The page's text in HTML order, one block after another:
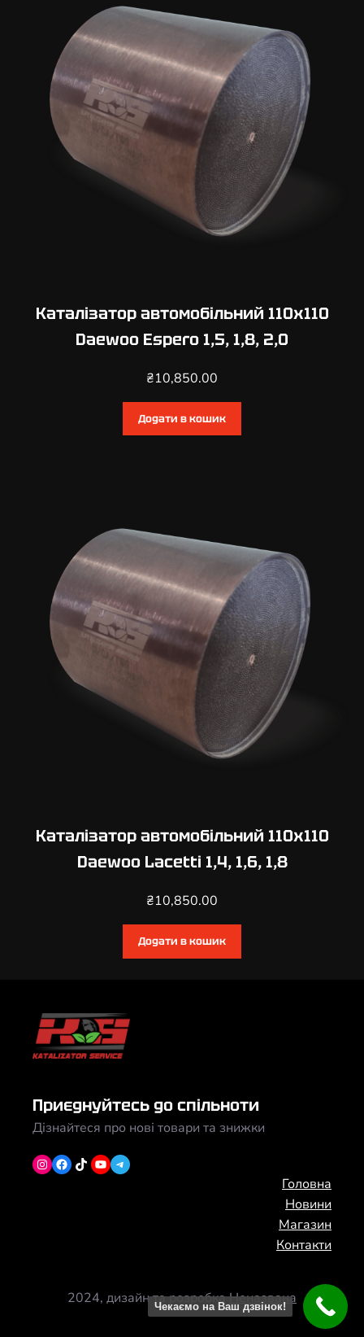
Каталізатор автомобільний 110х110
Daewoo Espero 1,5, 1,8, 2,0
₴10,850.00
Додати в кошик
Каталізатор автомобільний 110х110
Daewoo Lacetti 1,4, 1,6, 1,8
₴10,850.00
Додати в кошик
Приєднуйтесь до спільноти
Дізнайтеся про нові товари та знижки
Instagram Facebook TikTok YouTube
Telegram
Головна
Новини
Магазин
Контакти
2024, дизайн та розробкаНеназвана
Чекаємо на Ваш дзвінок!